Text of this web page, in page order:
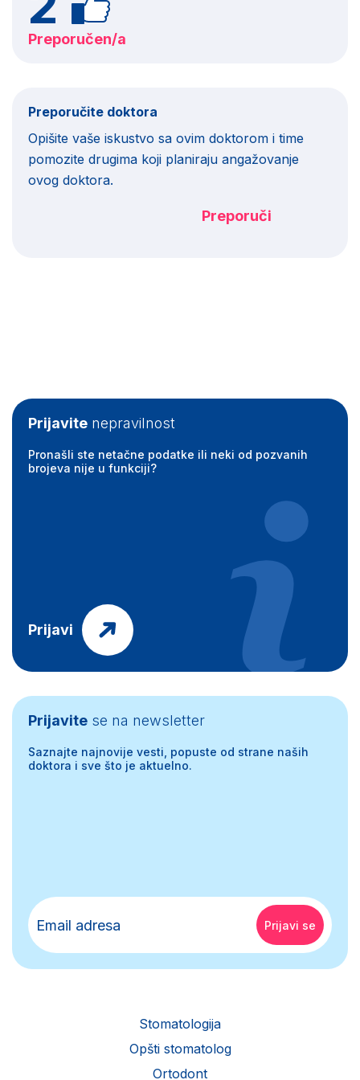
Preporučen/a
Preporučite doktora
Opišite vaše iskustvo sa ovim doktorom i time
pomozite drugima koji planiraju angažovanje
ovog doktora.
Preporuči
Prijavite nepravilnost
Pronašli ste netačne podatke ili neki od pozvanih
brojeva nije u funkciji?
Prijavi
Prijavite se na newsletter
Saznajte najnovije vesti, popuste od strane naših
doktora i sve što je aktuelno.
Stomatologija
Opšti stomatolog
Ortodont